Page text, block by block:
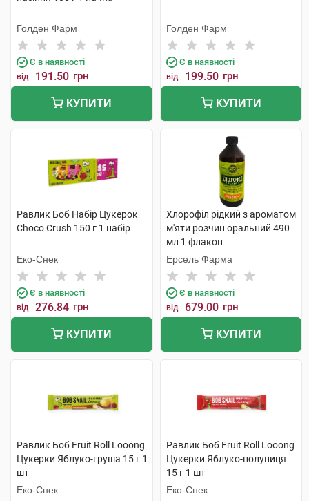
Голден Фарм
Є в наявності
від 191.50 грн
КУПИТИ
Голден Фарм
Є в наявності
від 199.50 грн
КУПИТИ
Равлик Боб Набір Цукерок
Choco Crush 150 г 1 набір
Еко-Снек
Є в наявності
від 276.84 грн
КУПИТИ
Хлорофіл рідкий з ароматом
м'яти розчин оральний 490
мл 1 флакон
Ерсель Фарма
Є в наявності
від 679.00 грн
КУПИТИ
Равлик Боб Fruit Roll Looong
Цукерки Яблуко-груша 15 г 1
шт
Еко-Снек
Равлик Боб Fruit Roll Looong
Цукерки Яблуко-полуниця
15 г 1 шт
Еко-Снек